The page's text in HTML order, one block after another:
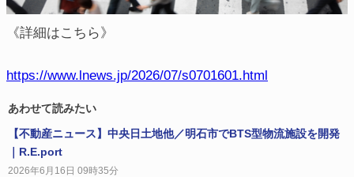
《詳細はこちら》
https://www.lnews.jp/2026/07/s0701601.html
あわせて読みたい
【不動産ニュース】中央日土地他／明石市でBTS型物流施設を開発
｜R.E.port
2026年6月16日 09時35分